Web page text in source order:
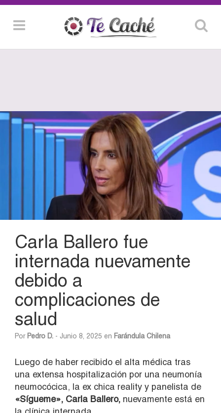
Carla Ballero fue
internada nuevamente
debido a
complicaciones de
salud
Por Pedro D. - Junio 8, 2025 en Farándula Chilena
Luego de haber recibido el alta médica tras
una extensa hospitalización por una neumonía
neumocócica, la ex chica reality y panelista de
«Sígueme», Carla Ballero, nuevamente está en